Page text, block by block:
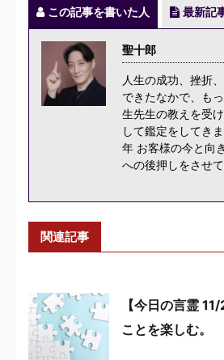
この記事を書いた人 最新記
聖十郎
人生の成功、挫折
できたなかで、も
生先生の教えを受
して鑑定をしてき
年 お客様の今と向
への後押しをさせて
関連記事
【今日の言霊
ことを楽しむ。